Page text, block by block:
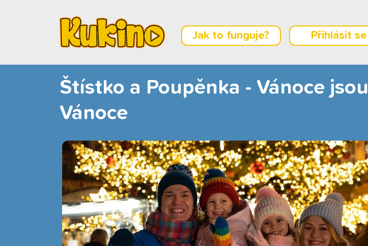
Jak to funguje? Přihlásit se
Štístko a Poupěnka - Vánoce jsou
Vánoce